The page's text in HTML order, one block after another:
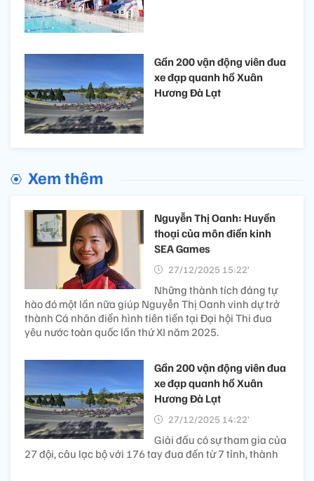
Gần 200 vận động viên đua
xe đạp quanh hồ Xuân
Hương Đà Lạt
Xem thêm
Nguyễn Thị Oanh: Huyền
thoại của môn điền kinh
SEA Games
27/12/2025 15:22’
Những thành tích đáng tự
hào đó một lần nữa giúp Nguyễn Thị Oanh vinh dự trở
thành Cá nhân điển hình tiên tiến tại Đại hội Thi đua
yêu nước toàn quốc lần thứ XI năm 2025.
Gần 200 vận động viên đua
xe đạp quanh hồ Xuân
Hương Đà Lạt
27/12/2025 14:22’
Giải đấu có sự tham gia của
27 đội, câu lạc bộ với 176 tay đua đến từ 7 tỉnh, thành